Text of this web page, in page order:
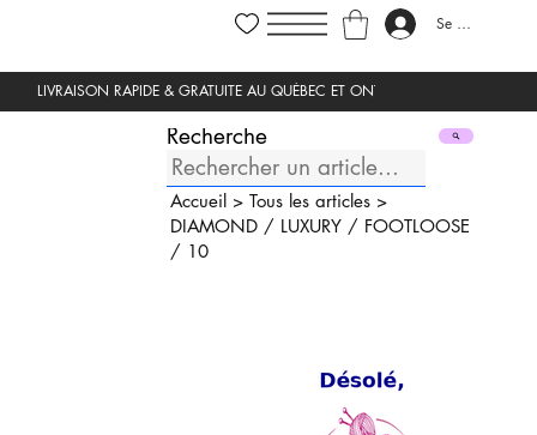
Se connecter
Recherche
Accueil> Tous les articles>
DIAMOND / LUXURY / FOOTLOOSE
/ 10